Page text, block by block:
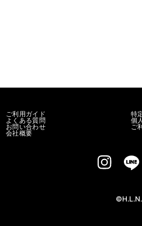
ご利用ガイド
よくある質問
お問い合わせ
会社概要
特
個
ご